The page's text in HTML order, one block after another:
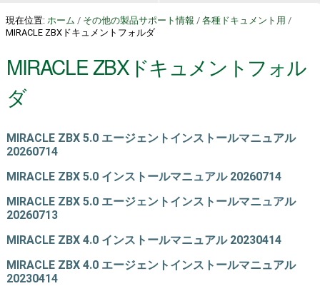
現在位置: ホーム / その他の製品サポート情報 / 各種ドキュメント用 /
MIRACLE ZBXドキュメントフォルダ
MIRACLE ZBXドキュメントフォル
ダ
MIRACLE ZBX 5.0 エージェントインストールマニュアル
20260714
MIRACLE ZBX 5.0 インストールマニュアル 20260714
MIRACLE ZBX 5.0 エージェントインストールマニュアル
20260713
MIRACLE ZBX 4.0 インストールマニュアル 20230414
MIRACLE ZBX 4.0 エージェントインストールマニュアル
20230414